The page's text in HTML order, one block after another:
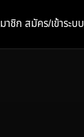
าชิก สมัคร/เข้าระบบ